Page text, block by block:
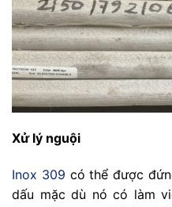
Xử lý nguội
Inox 309 có thể được
dấu mặc dù nó có làm